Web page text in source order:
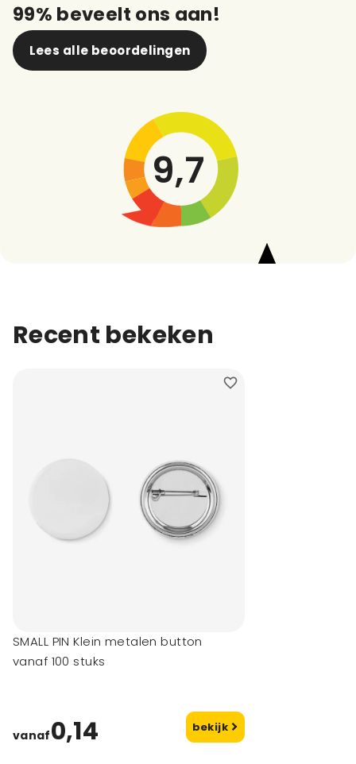
99% beveelt ons aan!
Lees alle beoordelingen
9,7
Recent bekeken
SMALL PIN Klein metalen button
vanaf 100 stuks
vanaf0,14 bekijk